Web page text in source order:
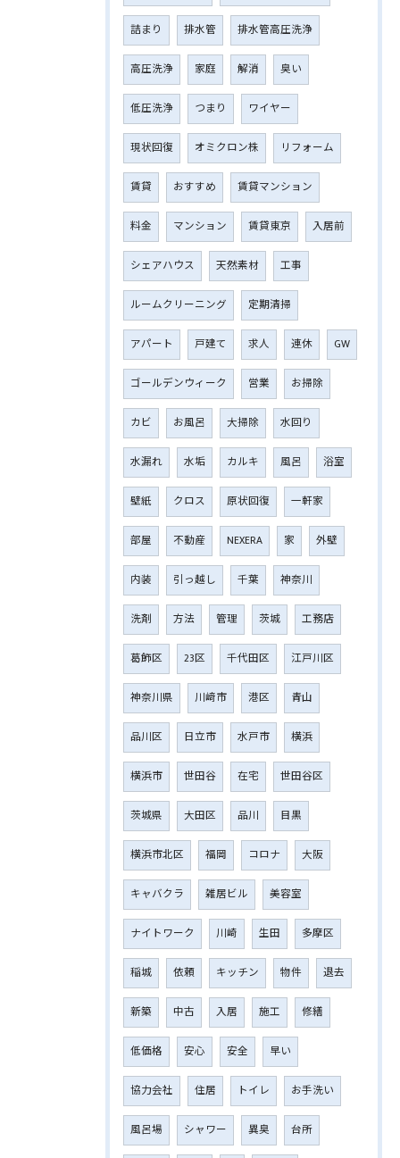
詰まり 排水管 排水管高圧洗浄
高圧洗浄 家庭 解消 臭い
低圧洗浄 つまり ワイヤー
現状回復 オミクロン株 リフォーム
賃貸 おすすめ 賃貸マンション
料金 マンション 賃貸東京 入居前
シェアハウス 天然素材 工事
ルームクリーニング 定期清掃
アパート 戸建て 求人 連休 GW
ゴールデンウィーク 営業 お掃除
カビ お風呂 大掃除 水回り
水漏れ 水垢 カルキ 風呂 浴室
壁紙 クロス 原状回復 一軒家
部屋 不動産 NEXERA 家 外壁
内装 引っ越し 千葉 神奈川
洗剤 方法 管理 茨城 工務店
葛飾区 23区 千代田区 江戸川区
神奈川県 川﨑市 港区 青山
品川区 日立市 水戸市 横浜
横浜市 世田谷 在宅 世田谷区
茨城県 大田区 品川 目黒
横浜市北区 福岡 コロナ 大阪
キャバクラ 雑居ビル 美容室
ナイトワーク 川崎 生田 多摩区
稲城 依頼 キッチン 物件 退去
新築 中古 入居 施工 修繕
低価格 安心 安全 早い
協力会社 住居 トイレ お手洗い
風呂場 シャワー 異臭 台所